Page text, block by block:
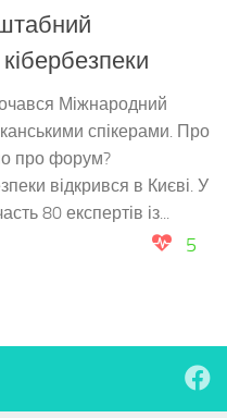
Міжнародний
спікерами. Про
про форум?
відкрився в Києві. У
80 експертів із...
5